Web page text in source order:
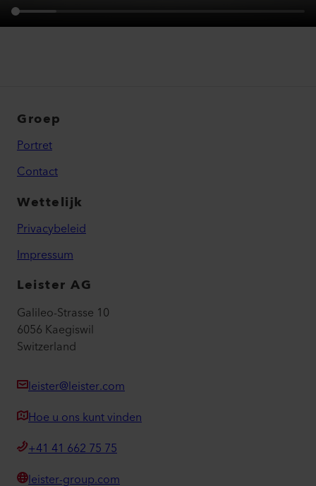
Groep
Portret
Contact
Wettelijk
Privacybeleid
Impressum
Leister AG
Galileo-Strasse 10
6056 Kaegiswil
Switzerland
leister@leister.com
Hoe u ons kunt vinden
+41 41 662 75 75
leister-group.com